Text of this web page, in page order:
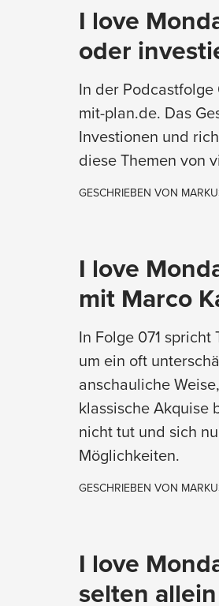
I love
oder
In der
mit-plan.de. Das
Investionen und
diese Themen von
GESCHRIEBEN VON
I love
mit Marco
In Folge 071
um ein oft
anschauliche
klassische Akquise
nicht tut und sich
Möglichkeiten.
GESCHRIEBEN VON
I love
selten